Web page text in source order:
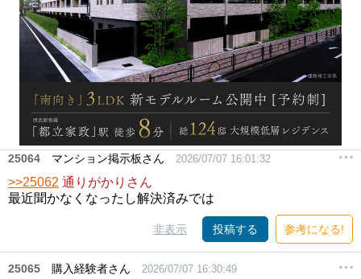
25064 マンション掲示板さん 2026/07/07 16:01:32
>>25062 通りがかりさん
最近聞かなくなったし解決済みでは
非表示 投稿する 参考になる!
25065 購入経験者さん 2026/07/07 16:30:49